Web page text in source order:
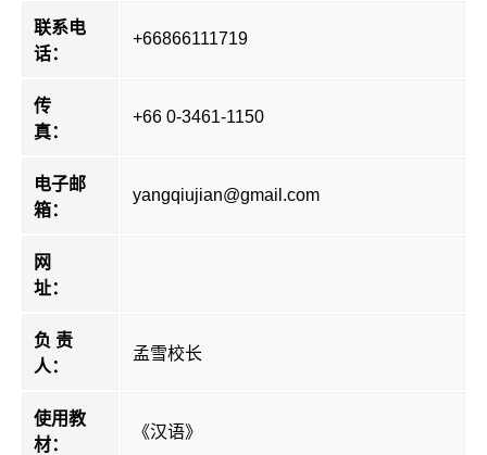
联系电
话：
+66866111719
传
真：
+66 0-3461-1150
电子邮
箱：
yangqiujian@gmail.com
网
址：
负 责
人：
孟雪校长
使用教
材：
《汉语》